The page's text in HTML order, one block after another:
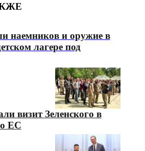
наемников и оружие в
лагере под
визит Зеленского в
ЕС